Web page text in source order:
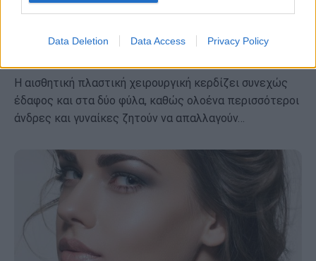
Data Deletion Data Access Privacy Policy
Αισθητική χειρουργική: Δείτε ποιες
Η αισθητική πλαστική χειρουργική κερδίζει συνεχώς
έδαφος και στα δύο φύλα, καθώς ολοένα περισσότεροι
άνδρες και γυναίκες ζητούν να απαλλαγούν…